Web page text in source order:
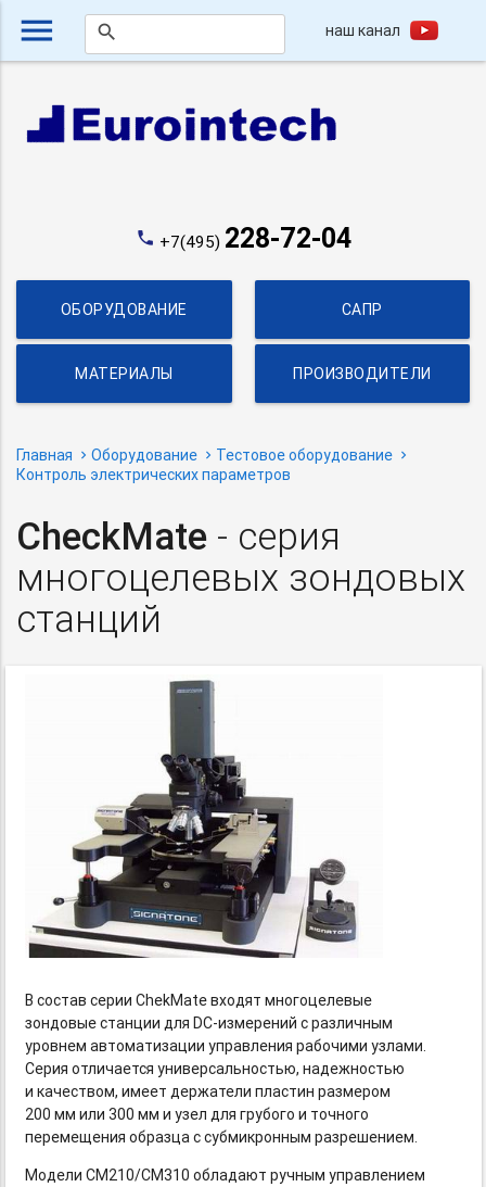
menu search наш канал
phone +7(495) 228-72-04
ОБОРУДОВАНИЕ САПР
МАТЕРИАЛЫ ПРОИЗВОДИТЕЛИ
Главная Оборудование
Тестовое оборудование
Контроль электрических параметров
CheckMate - серия
многоцелевых зондовых
станций
В состав серии ChekMate входят многоцелевые
зондовые станции дляDC-измерений с различным
уровнем автоматизации управления рабочими узлами.
Серия отличается универсальностью, надежностью
и качеством, имеет держатели пластин размером
200 мм или 300 мм и узел для грубого и точного
перемещения образца с субмикронным разрешением.
Модели CM210/CM310 обладают ручным управлением